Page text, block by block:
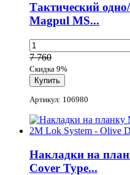
Тактический
Magpul MS...
7 760
Скидка 9%
Артикул: 106980
Накладки на
Cover Type...